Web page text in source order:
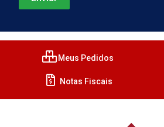
Meus Pedidos
Notas Fiscais